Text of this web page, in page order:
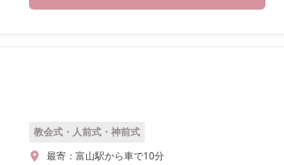
教会式・人前式・神前式
最寄： 富山駅から車で10分